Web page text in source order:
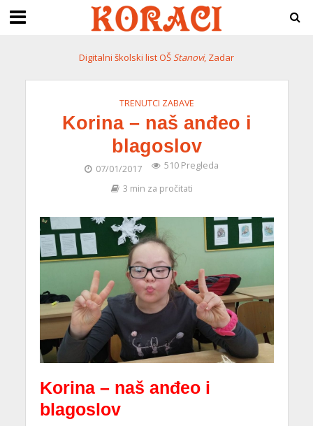
Digitalni školski list OŠStanovi, Zadar
TRENUTCI ZABAVE
Korina – naš anđeo i
blagoslov
07/01/2017
510 Pregleda
3 min za pročitati
Korina – naš anđeo i
blagoslov